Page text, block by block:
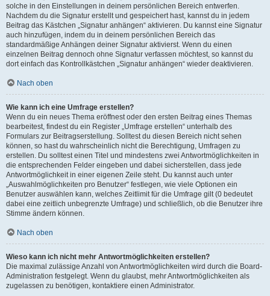
solche in den Einstellungen in deinem persönlichen Bereich entwerfen.
Nachdem du die Signatur erstellt und gespeichert hast, kannst du in jedem
Beitrag das Kästchen „Signatur anhängen“ aktivieren. Du kannst eine Signatur
auch hinzufügen, indem du in deinem persönlichen Bereich das
standardmäßige Anhängen deiner Signatur aktivierst. Wenn du einen
einzelnen Beitrag dennoch ohne Signatur verfassen möchtest, so kannst du
dort einfach das Kontrollkästchen „Signatur anhängen“ wieder deaktivieren.
Nach oben
Wie kann ich eine Umfrage erstellen?
Wenn du ein neues Thema eröffnest oder den ersten Beitrag eines Themas
bearbeitest, findest du ein Register „Umfrage erstellen“ unterhalb des
Formulars zur Beitragserstellung. Solltest du diesen Bereich nicht sehen
können, so hast du wahrscheinlich nicht die Berechtigung, Umfragen zu
erstellen. Du solltest einen Titel und mindestens zwei Antwortmöglichkeiten in
die entsprechenden Felder eingeben und dabei sicherstellen, dass jede
Antwortmöglichkeit in einer eigenen Zeile steht. Du kannst auch unter
„Auswahlmöglichkeiten pro Benutzer“ festlegen, wie viele Optionen ein
Benutzer auswählen kann, welches Zeitlimit für die Umfrage gilt (0 bedeutet
dabei eine zeitlich unbegrenzte Umfrage) und schließlich, ob die Benutzer ihre
Stimme ändern können.
Nach oben
Wieso kann ich nicht mehr Antwortmöglichkeiten erstellen?
Die maximal zulässige Anzahl von Antwortmöglichkeiten wird durch die Board-
Administration festgelegt. Wenn du glaubst, mehr Antwortmöglichkeiten als
zugelassen zu benötigen, kontaktiere einen Administrator.